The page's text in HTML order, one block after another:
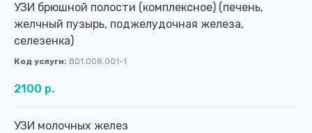
УЗИ брюшной полости (комплексное) (печень,
желчный пузырь, поджелудочная железа,
селезенка)
Код услуги: B01.008.001-1
2100 р.
УЗИ молочных желез